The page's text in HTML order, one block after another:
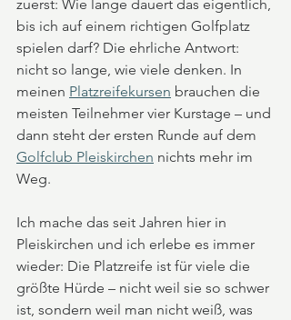
zuerst: Wie lange dauert das eigentlich,
bis ich auf einem richtigen Golfplatz
spielen darf? Die ehrliche Antwort:
nicht so lange, wie viele denken. In
meinen Platzreifekursen brauchen die
meisten Teilnehmer vier Kurstage – und
dann steht der ersten Runde auf dem
Golfclub Pleiskirchen nichts mehr im
Weg.
Ich mache das seit Jahren hier in
Pleiskirchen und ich erlebe es immer
wieder: Die Platzreife ist für viele die
größte Hürde – nicht weil sie so schwer
ist, sondern weil man nicht weiß, was